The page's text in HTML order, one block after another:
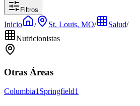
Filtros
Inicio / St. Louis, MO/ Salud/
Nutricionistas
Otras Áreas
Columbia1Springfield1